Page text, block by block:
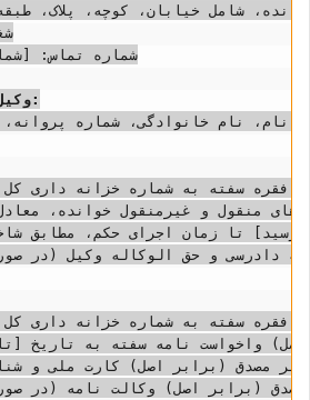
شامل خیابان، کوچه، پلاک،
شماره تماس:
وکیل/نماینده قانونی: